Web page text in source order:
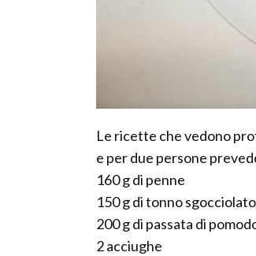
Le ricette che vedono
e per due persone
160 g di penne
150 g di tonno sgocciolato
200 g di passata di
2 acciughe